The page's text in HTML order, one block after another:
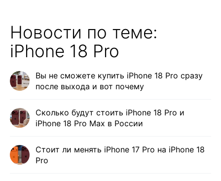
Новости по теме:
iPhone 18 Pro
Вы не сможете купить iPhone 18 Pro сразу
после выхода и вот почему
Сколько будут стоить iPhone 18 Pro и
iPhone 18 Pro Max в России
Стоит ли менять iPhone 17 Pro на iPhone 18
Pro